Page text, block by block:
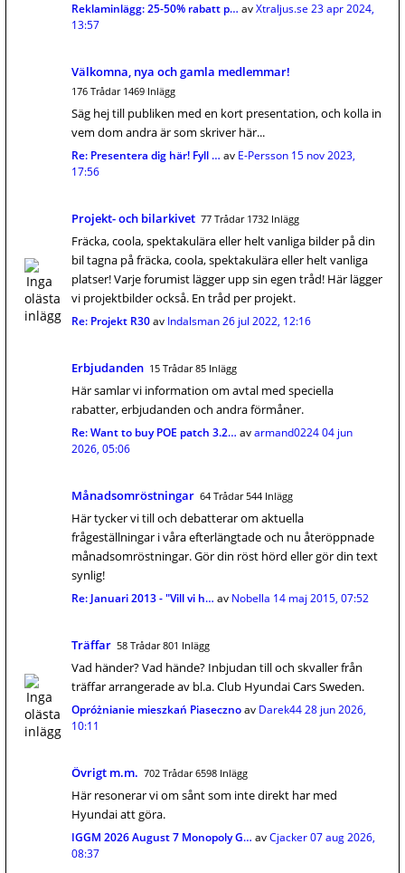
Reklaminlägg: 25-50% rabatt p… avXtraljus.se 23 apr 2024,
13:57
Välkomna, nya och gamla medlemmar!
176 Trådar 1469 Inlägg
Säg hej till publiken med en kort presentation, och kolla in
vem dom andra är som skriver här...
Re: Presentera dig här! Fyll … av E-Persson 15 nov 2023,
17:56
Projekt- och bilarkivet 77 Trådar 1732 Inlägg
Fräcka, coola, spektakulära eller helt vanliga bilder på din
bil tagna på fräcka, coola, spektakulära eller helt vanliga
platser! Varje forumist lägger upp sin egen tråd! Här lägger
vi projektbilder också. En tråd per projekt.
Re: Projekt R30av Indalsman26 jul 2022, 12:16
Erbjudanden 15 Trådar 85 Inlägg
Här samlar vi information om avtal med speciella
rabatter, erbjudanden och andra förmåner.
Re: Want to buy POE patch 3.2… avarmand022404 jun
2026, 05:06
Månadsomröstningar 64 Trådar 544 Inlägg
Här tycker vi till och debatterar om aktuella
frågeställningar i våra efterlängtade och nu återöppnade
månadsomröstningar. Gör din röst hörd eller gör din text
synlig!
Re: Januari 2013 - "Vill vi h… av Nobella 14 maj 2015, 07:52
Träffar 58 Trådar 801 Inlägg
Vad händer? Vad hände? Inbjudan till och skvaller från
träffar arrangerade av bl.a. Club Hyundai Cars Sweden.
Opróżnianie mieszkań Piasecznoav Darek4428 jun 2026,
10:11
Övrigt m.m. 702 Trådar 6598 Inlägg
Här resonerar vi om sånt som inte direkt har med
Hyundai att göra.
IGGM 2026 August 7 Monopoly G… avCjacker07 aug 2026,
08:37